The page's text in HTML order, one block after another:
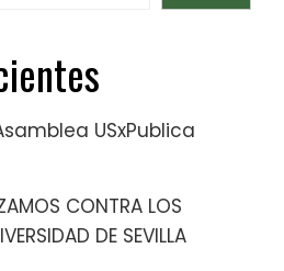
USxPublica
CONTRA LOS
DE SEVILLA